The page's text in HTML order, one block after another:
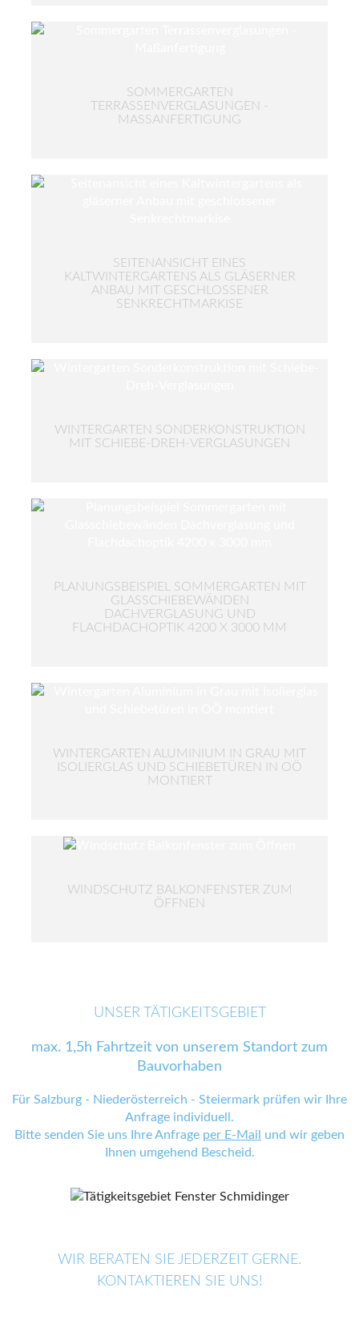
SOMMERGARTEN
TERRASSENVERGLASUNGEN -
MASSANFERTIGUNG
SEITENANSICHT EINES
KALTWINTERGARTENS ALS GLÄSERNER
ANBAU MIT GESCHLOSSENER
SENKRECHTMARKISE
WINTERGARTEN SONDERKONSTRUKTION
MIT SCHIEBE-DREH-VERGLASUNGEN
PLANUNGSBEISPIEL SOMMERGARTEN MIT
GLASSCHIEBEWÄNDEN
DACHVERGLASUNG UND
FLACHDACHOPTIK 4200 X 3000 MM
WINTERGARTEN ALUMINIUM IN GRAU MIT
ISOLIERGLAS UND SCHIEBETÜREN IN OÖ
MONTIERT
WINDSCHUTZ BALKONFENSTER ZUM
ÖFFNEN
UNSER TÄTIGKEITSGEBIET
max. 1,5h Fahrtzeit von unserem Standort zum
Bauvorhaben
Für Salzburg - Niederösterreich - Steiermark prüfen wir Ihre
Anfrage individuell.
Bitte senden Sie uns Ihre Anfrage per E-Mail
und wir geben
Ihnen umgehend Bescheid.
WIR BERATEN SIE JEDERZEIT GERNE.
KONTAKTIEREN SIE UNS!